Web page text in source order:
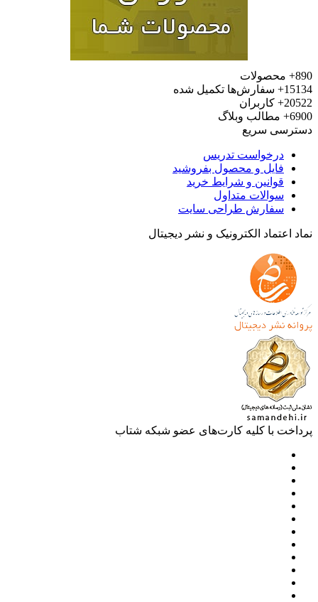
محصولات
سفارش‌ها تکمیل شده
کاربران
مطالب وبلاگ
سریع
درخواست تدریس
فایل و محصول بفروشید
قوانین و شرایط خرید
سوالات متداول
سفارش طراحی سایت
اعتماد الکترونیک و نشر دیجیتال
با کلیه کارت‌های عضو شبکه شتاب